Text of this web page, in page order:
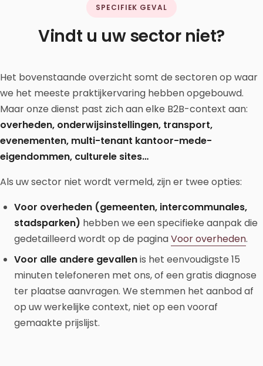
SPECIFIEK GEVAL
Vindt u uw sector niet?
Het bovenstaande overzicht somt de sectoren op waar
we het meeste praktijkervaring hebben opgebouwd.
Maar onze dienst past zich aan elke B2B-context aan:
overheden, onderwijsinstellingen, transport,
evenementen, multi-tenant kantoor-mede-
eigendommen, culturele sites…
Als uw sector niet wordt vermeld, zijn er twee opties:
Voor overheden (gemeenten, intercommunales,
stadsparken) hebben we een specifieke aanpak die
gedetailleerd wordt op de paginaVoor overheden.
Voor alle andere gevallenis het eenvoudigste 15
minuten telefoneren met ons, of een gratis diagnose
ter plaatse aanvragen. We stemmen het aanbod af
op uw werkelijke context, niet op een vooraf
gemaakte prijslijst.